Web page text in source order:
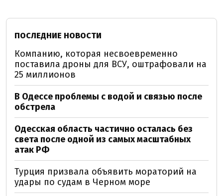
ПОСЛЕДНИЕ НОВОСТИ
Компанию, которая несвоевременно
поставила дроны для ВСУ, оштрафовали на
25 миллионов
В Одессе проблемы с водой и связью после
обстрела
Одесская область частично осталась без
света после одной из самых масштабных
атак РФ
Турция призвала объявить мораторий на
удары по судам в Черном море